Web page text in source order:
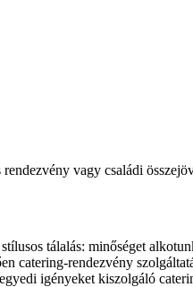
vagy családi
tálalás: minőséget
catering-rendezvény
igényeket kiszolgáló